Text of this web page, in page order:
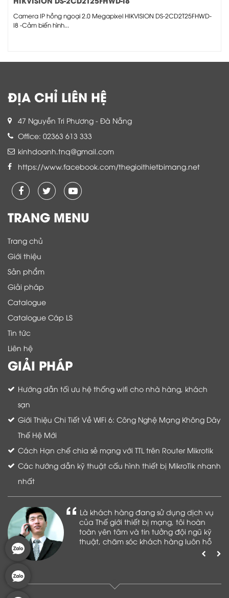
Camera IP hồng ngoại 2.0 Megapixel HIKVISION DS-2CD2T25FHWD-
I8 -Cảm biến hình...
ĐỊA CHỈ LIÊN HỆ
47 Nguyễn Tri Phương - Đà Nẵng
Office: 02363 613 333
kinhdoanh.tnq@gmail.com
https://www.facebook.com/thegioithietbimang.net
TRANG MENU
Trang chủ
Giới thiệu
Sản phẩm
Giải pháp
Catalogue
Catalogue Cáp LS
Tin tức
Liên hệ
GIẢI PHÁP
Hướng dẫn tối ưu hệ thống wifi cho nhà hàng, khách
sạn
Giới Thiệu Chi Tiết Về WiFi 6: Công Nghệ Mạng Không Dây
Thế Hệ Mới
Cách Hạn chế chia sẻ mạng với TTL trên Router Mikrotik
Các hướng dẫn kỹ thuật cấu hình thiết bị MikroTik nhanh
nhất
Là khách hàng đang sử dụng dịch vụ
của Thế giới thiết bị mạng, tôi hoàn
toàn yên tâm và tin tưởng đội ngũ kỹ
thuật, chăm sóc khách hàng luôn hỗ